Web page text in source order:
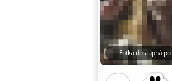
Fotka dostupná